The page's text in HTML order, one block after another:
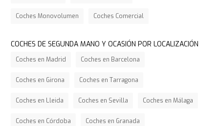
Coches Monovolumen Coches Comercial
COCHES DE SEGUNDA MANO Y OCASIÓN POR LOCALIZACIÓN
Coches en Madrid Coches en Barcelona
Coches en Girona Coches en Tarragona
Coches en Lleida Coches en Sevilla Coches en Málaga
Coches en Córdoba Coches en Granada